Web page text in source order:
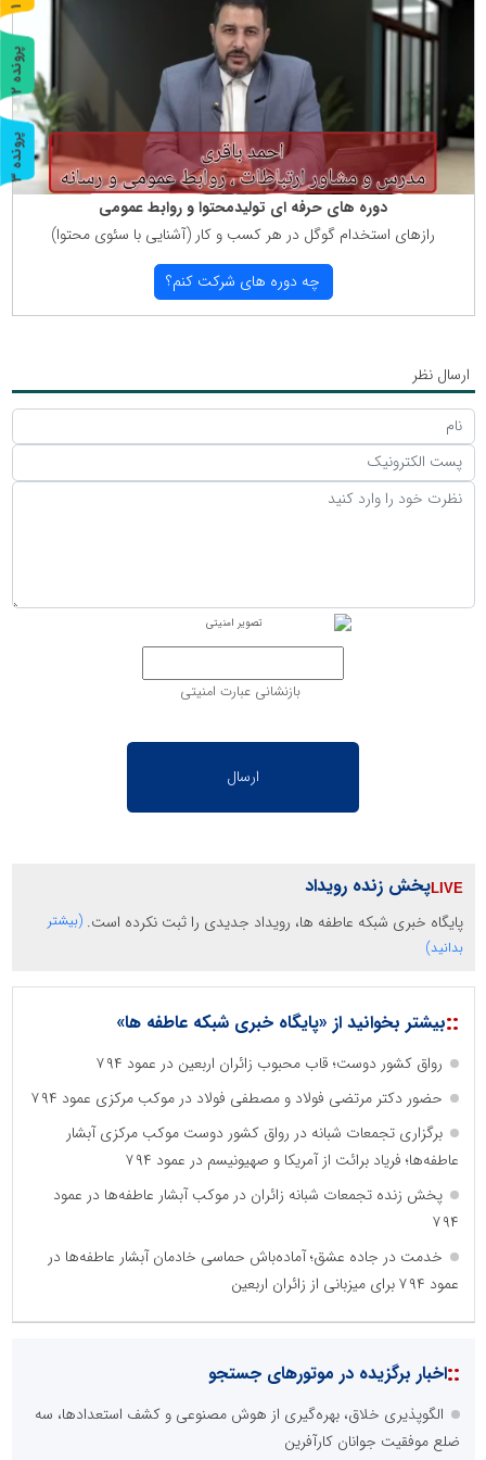
دوره های حرفه ای تولیدمحتوا و روابط عمومی
رازهای استخدام گوگل در هر كسب و كار (آشنایی با سئوی محتوا)
چه دوره های شركت كنم؟
ارسال نظر
بازنشانی عبارت امنیتی
پخش زنده رویداد
پایگاه خبری شبکه عاطفه ها، رویداد جدیدی را ثبت نکرده است. (بیشتر
بدانید)
::بیشتر بخوانید از «پایگاه خبری شبکه عاطفه ها»
رواق کشور دوست؛ قاب محبوب زائران اربعین در عمود ۷۹۴
حضور دکتر مرتضی فولاد و مصطفی فولاد در موکب مرکزی عمود ۷۹۴
برگزاری تجمعات شبانه در رواق کشور دوست موکب مرکزی آبشار
عاطفه‌ها؛ فریاد برائت از آمریکا و صهیونیسم در عمود ۷۹۴
پخش زنده تجمعات شبانه زائران در موکب آبشار عاطفه‌ها در عمود
۷۹۴
خدمت در جاده عشق؛ آماده‌باش حماسی خادمان آبشار عاطفه‌ها در
عمود ۷۹۴ برای میزبانی از زائران اربعین
::اخبار برگزیده در موتورهای جستجو
الگوپذیری خلاق، بهره‌گیری از هوش مصنوعی و کشف استعدادها، سه
ضلع موفقیت جوانان کارآفرین
ر
و
ن
د
ه
پ
ر
و
ن
د
ه
2
پ
ر
و
ن
د
ه
3